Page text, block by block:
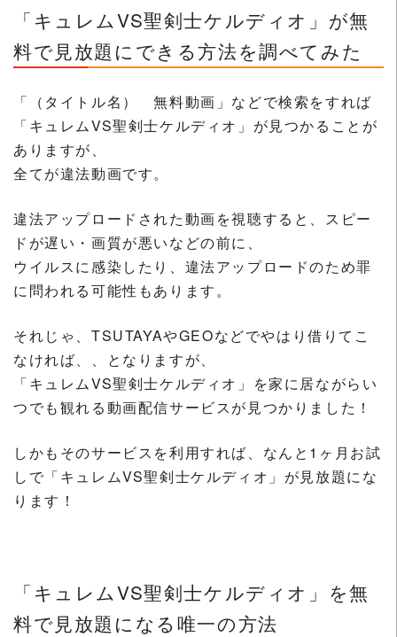
「キュレムVS聖剣士ケルディオ」が無
料で見放題にできる方法を調べてみた
「（タイトル名） 無料動画」などで検索をすれば
「キュレムVS聖剣士ケルディオ」が見つかることが
ありますが、
全てが違法動画です。
違法アップロードされた動画を視聴すると、スピー
ドが遅い・画質が悪いなどの前に、
ウイルスに感染したり、違法アップロードのため罪
に問われる可能性もあります。
それじゃ、TSUTAYAやGEOなどでやはり借りてこ
なければ、、となりますが、
「キュレムVS聖剣士ケルディオ」を家に居ながらい
つでも観れる動画配信サービスが見つかりました！
しかもそのサービスを利用すれば、なんと1ヶ月お試
しで「キュレムVS聖剣士ケルディオ」が見放題にな
ります！
「キュレムVS聖剣士ケルディオ」を無
料で見放題になる唯一の方法